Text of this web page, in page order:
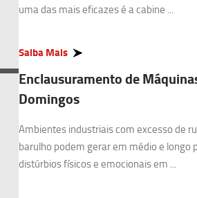
uma das mais eficazes é a cabine ...
Saiba Mais
Enclausuramento de
Domingos
Ambientes industriais com excesso de
barulho podem gerar em médio e longo
distúrbios físicos e emocionais em ...